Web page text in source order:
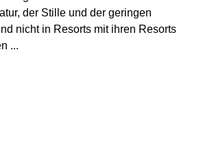
der Stille und der geringen
nicht in Resorts mit ihren Resorts
...